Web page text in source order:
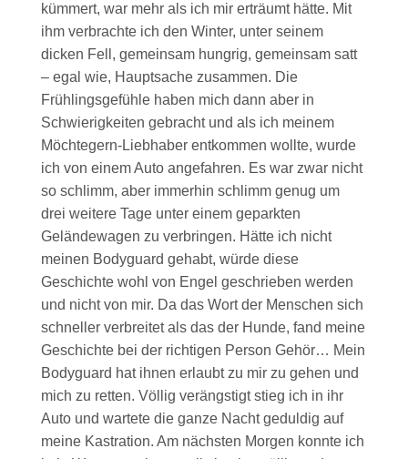
kümmert, war mehr als ich mir erträumt hätte. Mit
ihm verbrachte ich den Winter, unter seinem
dicken Fell, gemeinsam hungrig, gemeinsam satt
– egal wie, Hauptsache zusammen. Die
Frühlingsgefühle haben mich dann aber in
Schwierigkeiten gebracht und als ich meinem
Möchtegern-Liebhaber entkommen wollte, wurde
ich von einem Auto angefahren. Es war zwar nicht
so schlimm, aber immerhin schlimm genug um
drei weitere Tage unter einem geparkten
Geländewagen zu verbringen. Hätte ich nicht
meinen Bodyguard gehabt, würde diese
Geschichte wohl von Engel geschrieben werden
und nicht von mir. Da das Wort der Menschen sich
schneller verbreitet als das der Hunde, fand meine
Geschichte bei der richtigen Person Gehör… Mein
Bodyguard hat ihnen erlaubt zu mir zu gehen und
mich zu retten. Völlig verängstigt stieg ich in ihr
Auto und wartete die ganze Nacht geduldig auf
meine Kastration. Am nächsten Morgen konnte ich